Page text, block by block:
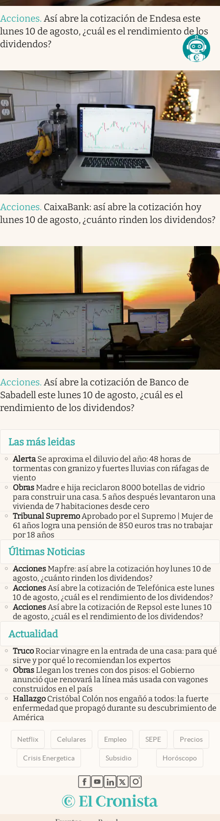
Acciones. Así abre la cotización de Endesa este
lunes 10 de agosto, ¿cuál es el rendimiento de los
dividendos?
Acciones. CaixaBank: así abre la cotización hoy
lunes 10 de agosto, ¿cuánto rinden los dividendos?
Acciones. Así abre la cotización de Banco de
Sabadell este lunes 10 de agosto, ¿cuál es el
rendimiento de los dividendos?
Las más leidas
Alerta Se aproxima el diluvio del año: 48 horas de
tormentas con granizo y fuertes lluvias con ráfagas de
viento
ObrasMadre e hija reciclaron 8000 botellas de vidrio
para construir una casa. 5 años después levantaron una
vivienda de 7 habitaciones desde cero
Tribunal SupremoAprobado por el Supremo | Mujer de
61 años logra una pensión de 850 euros tras no trabajar
por 18 años
Últimas Noticias
AccionesMapfre: así abre la cotización hoy lunes 10 de
agosto, ¿cuánto rinden los dividendos?
AccionesAsí abre la cotización de Telefónica este lunes
10 de agosto, ¿cuál es el rendimiento de los dividendos?
AccionesAsí abre la cotización de Repsol este lunes 10
de agosto, ¿cuál es el rendimiento de los dividendos?
Actualidad
TrucoRociar vinagre en la entrada de una casa: para qué
sirve y por qué lo recomiendan los expertos
ObrasLlegan los trenes con dos pisos: el Gobierno
anunció que renovará la línea más usada con vagones
construidos en el país
Hallazgo Cristóbal Colón nos engañó a todos: la fuerte
enfermedad que propagó durante su descubrimiento de
América
Netflix Celulares Empleo SEPE Precios
Crisis Energetica Subsidio Horóscopo
abre en nueva pestaña
abre en nueva pestaña
abre en nueva pestaña
abre en nueva pestaña
abre en nueva pestaña